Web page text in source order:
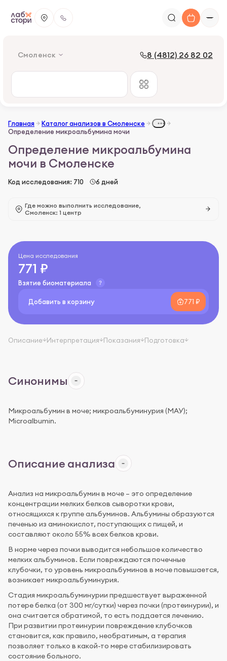
Смоленск 8 (4812) 26 82 02
Главная
Каталог анализов в Смоленске
Определение микроальбумина мочи
Определение микроальбумина
мочи в Смоленске
Код исследования: 710 6 дней
Где можно выполнить исследование,
Смоленск: 1 центр
Цена исследования
771 ₽
Взятие биоматериала
Добавить в корзину 771 ₽
Описание Интерпретация Показания Подготовка
Синонимы
Микроальбумин в моче; микроальбуминурия (МАУ);
Мicroalbumin.
Описание анализа
Анализ на микроальбумин в моче – это определение
концентрации мелких белков сыворотки крови,
относящихся к группе альбуминов. Альбумины образуются
печенью из аминокислот, поступающих с пищей, и
составляют около 55% всех белков крови.
В норме через почки выводится небольшое количество
мелких альбуминов. Если повреждаются почечные
клубочки, то уровень микроальбуминов в моче повышается,
возникает микроальбуминурия.
Стадия микроальбуминурии предшествует выраженной
потере белка (от 300 мг/сутки) через почки (протеинурии), и
она считается обратимой, то есть поддается лечению.
При развитии протеинурии повреждение клубочков
становится, как правило, необратимым, а терапия
позволяет только в какой-то мере стабилизировать
состояние больного.